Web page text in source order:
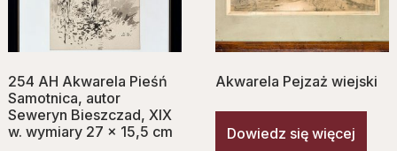
254 AH Akwarela Pieśń
Samotnica, autor
Seweryn Bieszczad, XIX
w. wymiary 27 x 15,5 cm
Akwarela Pejzaż wiejski
Dowiedz się więcej